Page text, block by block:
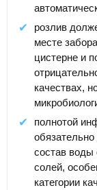
розлив
месте
цистерне и
качествах,
полнотой
состав воды
солей,
категории